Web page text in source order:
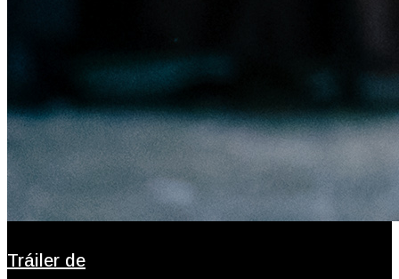
Tráiler de